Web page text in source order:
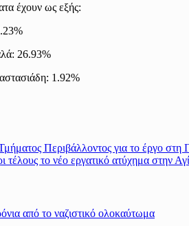
έχουν ως εξής:
26.93%
1.92%
Περιβάλλοντος για το έργο στη
τέλους το νέο εργατικό ατύχημα στην